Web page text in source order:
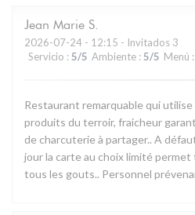
Jean Marie S
2026-07-24 - 12:15 - Invitados 3
Servicio : 5/5 Ambiente : 5/5 Menú :
Restaurant remarquable qui
produits du terroir, fraicheur
de charcuterie à partager.. A
jour la carte au choix limité
tous les gouts.. Personnel